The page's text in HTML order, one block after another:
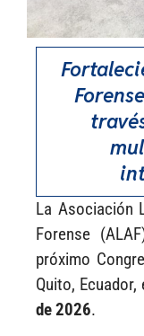
La Asociación
Forense
próximo
Quito,
de 2026.